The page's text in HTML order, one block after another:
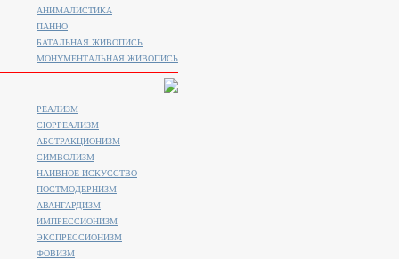
АНИМАЛИСТИКA
ПАННО
БАТАЛЬНАЯ ЖИВОПИСЬ
МОНУМЕНТАЛЬНАЯ ЖИВОПИСЬ
РЕАЛИЗМ
СЮРРЕАЛИЗМ
АБСТРАКЦИОНИЗМ
СИМВОЛИЗМ
НАИВНОЕ ИСКУССТВО
ПОСТМОДЕРНИЗМ
АВАНГАРДИЗМ
ИМПРЕССИОНИЗМ
ЭКСПРЕССИОНИЗМ
ФОВИЗМ